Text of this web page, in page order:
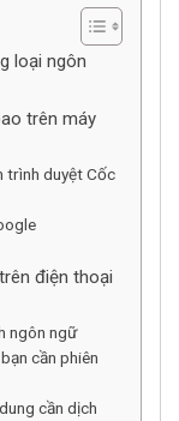
loại ngôn
trên máy
trình duyệt Cốc
điện thoại
ngôn ngữ
cần phiên
cần dịch